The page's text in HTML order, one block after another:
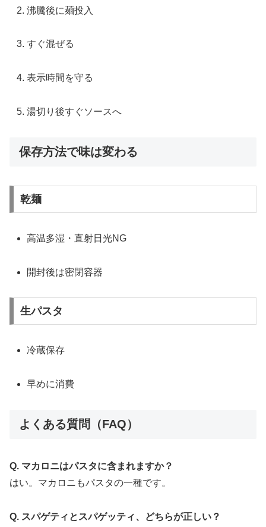
沸騰後に麺投入
すぐ混ぜる
表示時間を守る
湯切り後すぐソースへ
保存方法で味は変わる
乾麺
高温多湿・直射日光NG
開封後は密閉容器
生パスタ
冷蔵保存
早めに消費
よくある質問（FAQ）
Q. マカロニはパスタに含まれますか？
はい。マカロニもパスタの一種です。
Q. スパゲティとスパゲッティ、どちらが正しい？